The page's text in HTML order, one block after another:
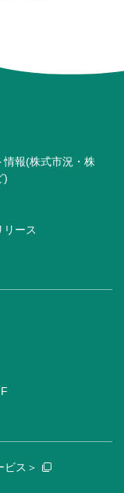
情報(株式市況・株
)
リース
ビス＞